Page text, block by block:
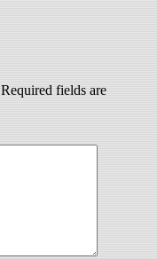
Required fields are